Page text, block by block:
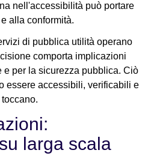
nell'accessibilità può portare
alla conformità.
di pubblica utilità operano
comporta implicazioni
e per la sicurezza pubblica. Ciò
essere accessibili, verificabili e
larga scala